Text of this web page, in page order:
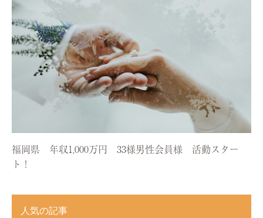
福岡県 年収1,000万円 33様男性会員様 活動スター
ト！
人気の記事